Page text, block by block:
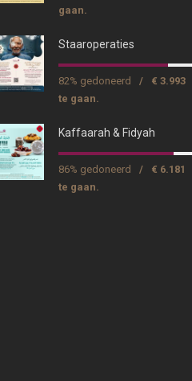
gaan.
Staaroperaties
82% gedoneerd /
€ 3.993
te gaan.
Kaffaarah & Fidyah
86% gedoneerd /
€ 6.181
te gaan.